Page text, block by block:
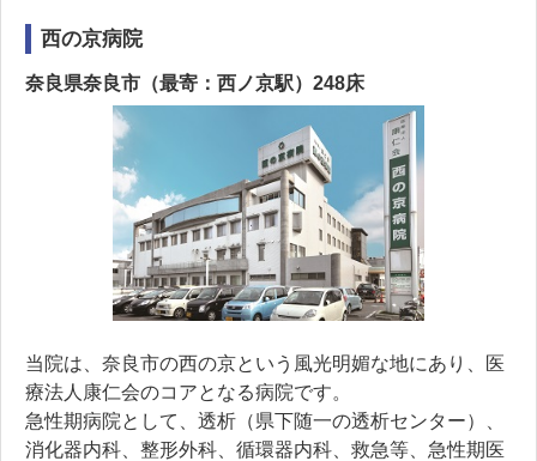
西の京病院
奈良県奈良市（最寄：西ノ京駅）248床
当院は、奈良市の西の京という風光明媚な地にあり、医
療法人康仁会のコアとなる病院です。
急性期病院として、透析（県下随一の透析センター）、
消化器内科、整形外科、循環器内科、救急等、急性期医